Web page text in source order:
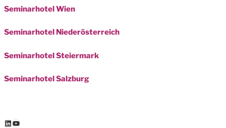
Seminarhotel Wien
Seminarhotel Niederösterreich
Seminarhotel Steiermark
Seminarhotel Salzburg
LinkedIn
YouTube